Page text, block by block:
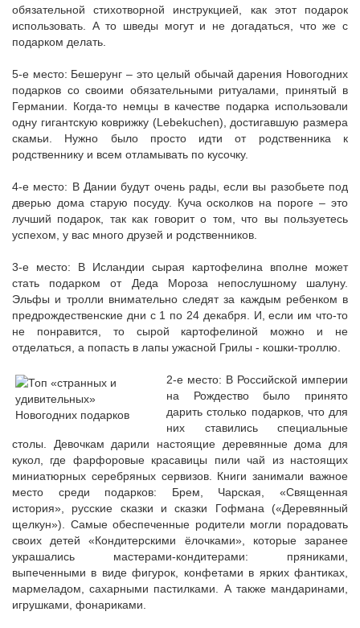
обязательной стихотворной инструкцией, как этот подарок
использовать. А то шведы могут и не догадаться, что же с
подарком делать.
5-е место: Бешерунг – это целый обычай дарения Новогодних
подарков со своими обязательными ритуалами, принятый в
Германии. Когда-то немцы в качестве подарка использовали
одну гигантскую коврижку (Lebekuchen), достигавшую размера
скамьи. Нужно было просто идти от родственника к
родственнику и всем отламывать по кусочку.
4-е место: В Дании будут очень рады, если вы разобьете под
дверью дома старую посуду. Куча осколков на пороге – это
лучший подарок, так как говорит о том, что вы пользуетесь
успехом, у вас много друзей и родственников.
3-е место: В Исландии сырая картофелина вполне может
стать подарком от Деда Мороза непослушному шалуну.
Эльфы и тролли внимательно следят за каждым ребенком в
предрождественские дни с 1 по 24 декабря. И, если им что-то
не понравится, то сырой картофелиной можно и не
отделаться, а попасть в лапы ужасной Грилы - кошки-троллю.
2-е место: В Российской империи
на Рождество было принято
дарить столько подарков, что для
них ставились специальные
столы. Девочкам дарили настоящие деревянные дома для
кукол, где фарфоровые красавицы пили чай из настоящих
миниатюрных серебряных сервизов. Книги занимали важное
место среди подарков: Брем, Чарская, «Священная
история», русские сказки и сказки Гофмана («Деревянный
щелкун»). Самые обеспеченные родители могли порадовать
своих детей «Кондитерскими ёлочками», которые заранее
украшались мастерами-кондитерами: пряниками,
выпеченными в виде фигурок, конфетами в ярких фантиках,
мармеладом, сахарными пастилками. А также мандаринами,
игрушками, фонариками.